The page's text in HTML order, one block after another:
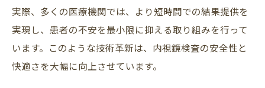
実際、多くの医療機関では、より短時間での結果提供を
実現し、患者の不安を最小限に抑える取り組みを行って
います。このような技術革新は、内視鏡検査の安全性と
快適さを大幅に向上させています。